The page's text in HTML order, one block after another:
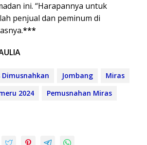
ini. “Harapannya untuk
penjual dan peminum di
***
Jombang
Miras
2024
Pemusnahan Miras